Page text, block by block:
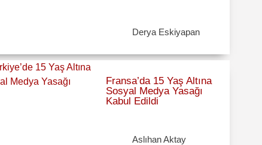
Derya Eskiyapan
Fransa’da 15 Yaş Altına
Sosyal Medya Yasağı
Kabul Edildi
Aslıhan Aktay